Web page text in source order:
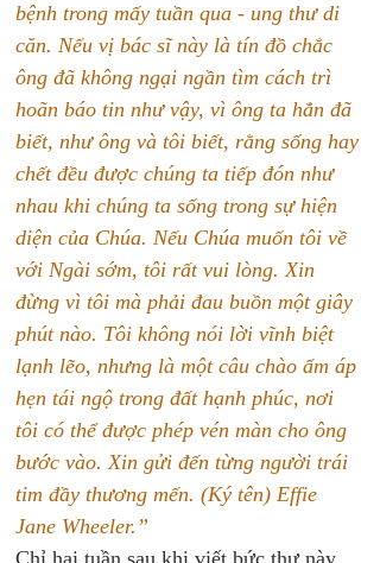
bệnh trong mấy tuần qua - ung thư di
căn. Nếu vị bác sĩ này là tín đồ chắc
ông đã không ngại ngần tìm cách trì
hoãn báo tin như vậy, vì ông ta hẳn đã
biết, như ông và tôi biết, rằng sống hay
chết đều được chúng ta tiếp đón như
nhau khi chúng ta sống trong sự hiện
diện của Chúa. Nếu Chúa muốn tôi về
với Ngài sớm, tôi rất vui lòng. Xin
đừng vì tôi mà phải đau buồn một giây
phút nào. Tôi không nói lời vĩnh biệt
lạnh lẽo, nhưng là một câu chào ấm áp
hẹn tái ngộ trong đất hạnh phúc, nơi
tôi có thể được phép vén màn cho ông
bước vào. Xin gửi đến từng người trái
tim đầy thương mến. (Ký tên) Effie
Jane Wheeler.”
Chỉ hai tuần sau khi viết bức thư này